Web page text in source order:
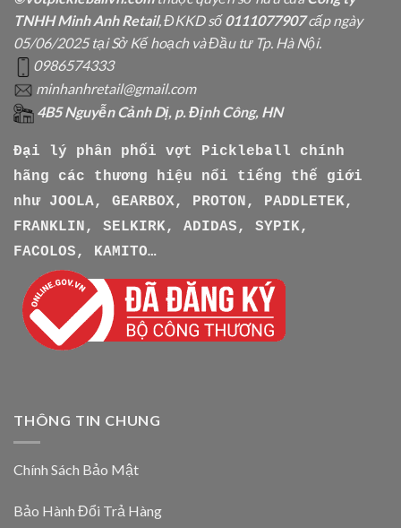
TNHH Minh Anh Retail, ĐKKD số0111077907cấp ngày
05/06/2025 tại Sở Kế hoạch và Đầu tư Tp. Hà Nội.
0986574333
minhanhretail@gmail.com
4B5 Nguyễn Cảnh Dị, p. Định Công, HN
Đại lý phân phối vợt Pickleball chính
hãng các thương hiệu nổi tiếng thế giới
như
JOOLA, GEARBOX, PROTON, PADDLETEK,
FRANKLIN, SELKIRK, ADIDAS, SYPIK,
FACOLOS, KAMITO…
THÔNG TIN CHUNG
Chính Sách Bảo Mật
Bảo Hành Đổi Trả Hàng